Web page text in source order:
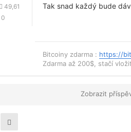
49,61
0
Tak snad každý bude
Bitcoiny zdarma : https://
Zdarma až 200$, stačí
Zobrazit